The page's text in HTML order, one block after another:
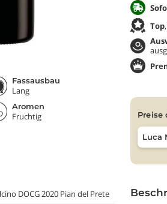
Fassausbau
Lang
Aromen
Fruchtig
DOCG 2020 Pian del Prete
Top
Luca